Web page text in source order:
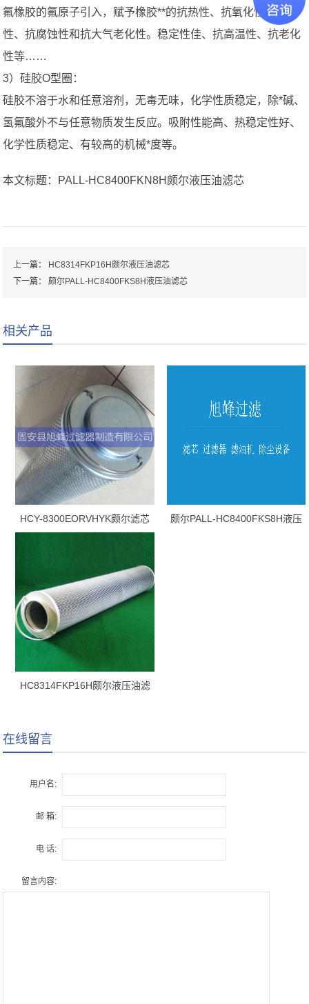
氟橡胶的氟原子引入，赋予橡胶**的抗热性、抗氧化性、抗油
性、抗腐蚀性和抗大气老化性。稳定性佳、抗高温性、抗老化
性等……
3）硅胶O型圈：
硅胶不溶于水和任意溶剂，无毒无味，化学性质稳定，除*碱、
氢氟酸外不与任意物质发生反应。吸附性能高、热稳定性好、
化学性质稳定、有较高的机械*度等。
本文标题：PALL-HC8400FKN8H颇尔液压油滤芯
上一篇：
HC8314FKP16H颇尔液压油滤芯
下一篇：颇尔PALL-HC8400FKS8H液压油滤芯
相关产品
HCY-8300EORVHYK颇尔滤芯
颇尔PALL-HC8400FKS8H液压
HC8314FKP16H颇尔液压油滤
在线留言
用户名:
邮 箱:
电 话:
留言内容: